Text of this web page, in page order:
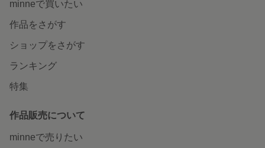
minneで買いたい
作品をさがす
ショップをさがす
ランキング
特集
作品販売について
minneで売りたい